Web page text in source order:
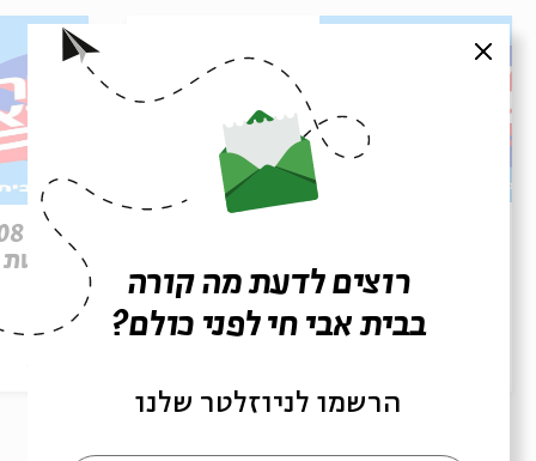
לוהטת
סגור
רוצים לדעת מה קורה
בבית אבי חי לפני כולם?
הרשמו לניוזלטר שלנו